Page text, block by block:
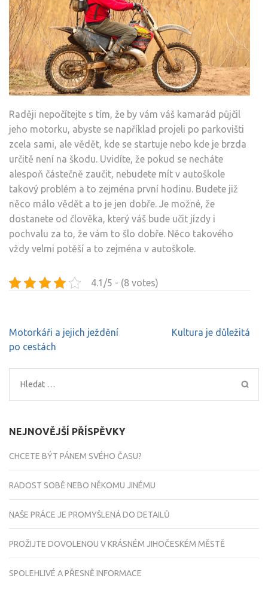
Raději nepočítejte s tím, že by vám váš kamarád půjčil
jeho motorku, abyste se například projeli po parkovišti
zcela sami, ale vědět, kde se startuje nebo kde je brzda
určitě není na škodu. Uvidíte, že pokud se necháte
alespoň částečně zaučit, nebudete mít v autoškole
takový problém a to zejména první hodinu. Budete již
něco málo vědět a to je jen dobře. Je možné, že
dostanete od člověka, který váš bude učit jízdy i
pochvalu za to, že vám to šlo dobře. Něco takového
vždy velmi potěší a to zejména v autoškole.
4.1/5 - (8 votes)
Navigace
pro
Motorkáři a jejich ježdění
po cestách
Kultura je důležitá
Vyhledávání
NEJNOVĚJŠÍ PŘÍSPĚVKY
CHCETE BÝT PÁNEM SVÉHO ČASU?
RADOST SOBĚ NEBO NĚKOMU JINÉMU
NAŠE PRÁCE JE PROMYŠLENÁ DO DETAILŮ
PROŽIJTE DOVOLENOU V KRÁSNÉM JIHOČESKÉM MĚSTĚ
SPOLEHLIVÉ A PŘESNĚ INFORMACE